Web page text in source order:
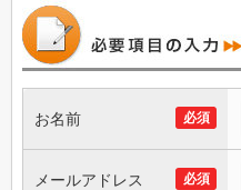
必須
お名前
必須
メールアドレス